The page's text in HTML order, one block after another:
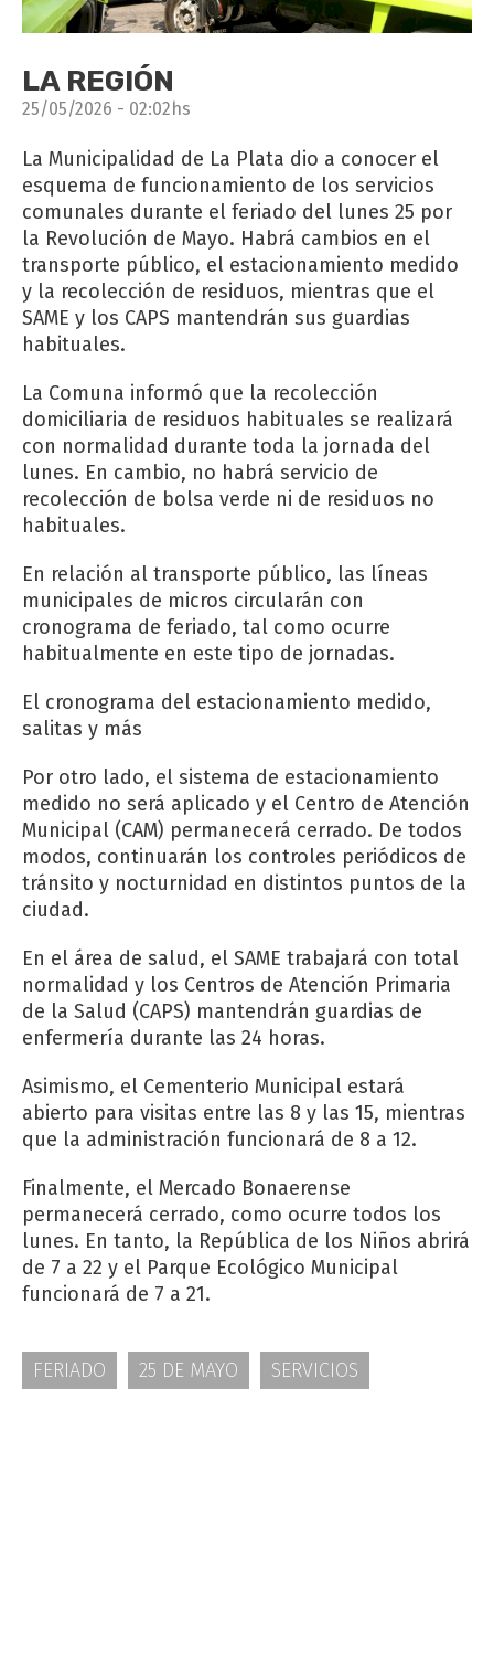
LA REGIÓN
25/05/2026 - 02:02hs
La Municipalidad de La Plata dio a conocer el
esquema de funcionamiento de los servicios
comunales durante el feriado del lunes 25 por
la Revolución de Mayo. Habrá cambios en el
transporte público, el estacionamiento medido
y la recolección de residuos, mientras que el
SAME y los CAPS mantendrán sus guardias
habituales.
La Comuna informó que la recolección
domiciliaria de residuos habituales se realizará
con normalidad durante toda la jornada del
lunes. En cambio, no habrá servicio de
recolección de bolsa verde ni de residuos no
habituales.
En relación al transporte público, las líneas
municipales de micros circularán con
cronograma de feriado, tal como ocurre
habitualmente en este tipo de jornadas.
El cronograma del estacionamiento medido,
salitas y más
Por otro lado, el sistema de estacionamiento
medido no será aplicado y el Centro de Atención
Municipal (CAM) permanecerá cerrado. De todos
modos, continuarán los controles periódicos de
tránsito y nocturnidad en distintos puntos de la
ciudad.
En el área de salud, el SAME trabajará con total
normalidad y los Centros de Atención Primaria
de la Salud (CAPS) mantendrán guardias de
enfermería durante las 24 horas.
Asimismo, el Cementerio Municipal estará
abierto para visitas entre las 8 y las 15, mientras
que la administración funcionará de 8 a 12.
Finalmente, el Mercado Bonaerense
permanecerá cerrado, como ocurre todos los
lunes. En tanto, la República de los Niños abrirá
de 7 a 22 y el Parque Ecológico Municipal
funcionará de 7 a 21.
FERIADO 25 DE MAYO SERVICIOS